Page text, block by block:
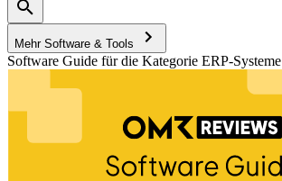
Mehr Software & Tools
Software Guide für die Kategorie ERP-Systeme